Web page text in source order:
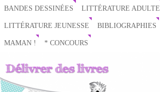
BANDES DESSINÉES LITTÉRATURE ADULTE
LITTÉRATURE JEUNESSE BIBLIOGRAPHIES
MAMAN ! * CONCOURS